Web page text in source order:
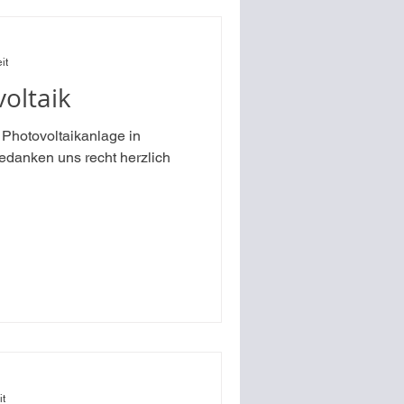
in
uns recht herzlich